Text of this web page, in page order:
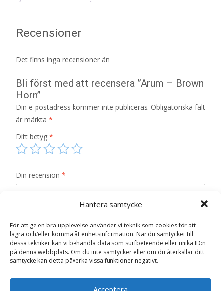
Hantera samtycke
För att ge en bra upplevelse använder vi teknik som cookies för att
lagra och/eller komma åt enhetsinformation. När du samtycker till
dessa tekniker kan vi behandla data som surfbeteende eller unika ID:n
på denna webbplats. Om du inte samtycker eller om du återkallar ditt
samtycke kan detta påverka vissa funktioner negativt.
Acceptera
Recensioner
Det finns inga recensioner än.
Bli först med att recensera ”Arum – Brown
Horn”
Din e-postadress kommer inte publiceras. Obligatoriska fält
är märkta *
Ditt betyg *
Din recension *
Namn*
E-post*
Spara mitt namn, min e-postadress och webbplats i
denna webbläsare till nästa gång jag skriver en